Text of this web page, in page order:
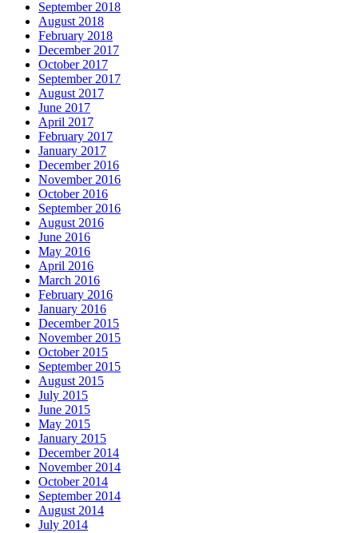
September 2018
August 2018
February 2018
December 2017
October 2017
September 2017
August 2017
June 2017
April 2017
February 2017
January 2017
December 2016
November 2016
October 2016
September 2016
August 2016
June 2016
May 2016
April 2016
March 2016
February 2016
January 2016
December 2015
November 2015
October 2015
September 2015
August 2015
July 2015
June 2015
May 2015
January 2015
December 2014
November 2014
October 2014
September 2014
August 2014
July 2014